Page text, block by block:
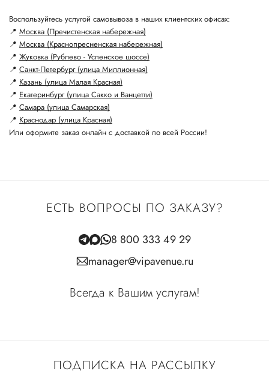
Воспользуйтесь услугой самовывоза в наших клиентских офисах:
📍 Москва (Пречистенская набережная)
📍 Москва (Краснопресненская набережная)
📍 Жуковка (Рублево - Успенское шоссе)
📍 Санкт-Петербург (улица Миллионная)
📍 Казань (улица Малая Красная)
📍 Екатеринбург (улица Сакко и Ванцетти)
📍 Самара (улица Самарская)
📍 Краснодар (улица Красная)
Или оформите заказ онлайн с доставкой по всей России!
ПОДПИСКА НА РАССЫЛКУ
ЕСТЬ ВОПРОСЫ ПО ЗАКАЗУ?
8 800 333 49 29
manager@vipavenue.ru
Всегда к Вашим услугам!